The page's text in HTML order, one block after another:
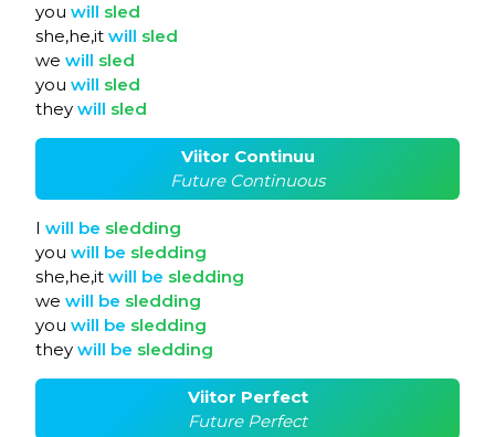
you will sled
she,he,it will sled
we will sled
you will sled
they will sled
Viitor Continuu
Future Continuous
I will be sledding
you will be sledding
she,he,it will be sledding
we will be sledding
you will be sledding
they will be sledding
Viitor Perfect
Future Perfect